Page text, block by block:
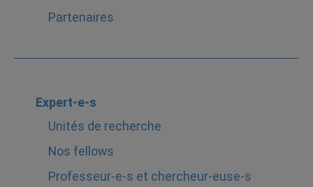
Partenaires
Expert-e-s
Unités de recherche
Nos fellows
Professeur-e-s et chercheur-euse-s